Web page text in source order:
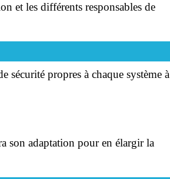
et les différents responsables de
propres à chaque système à
son adaptation pour en élargir la